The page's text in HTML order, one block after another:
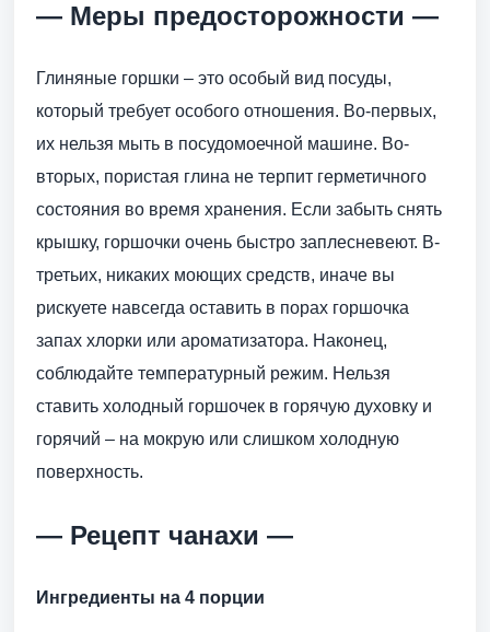
— Меры предосторожности —
Глиняные горшки – это особый вид посуды,
который требует особого отношения. Во-первых,
их нельзя мыть в посудомоечной машине. Во-
вторых, пористая глина не терпит герметичного
состояния во время хранения. Если забыть снять
крышку, горшочки очень быстро заплесневеют. В-
третьих, никаких моющих средств, иначе вы
рискуете навсегда оставить в порах горшочка
запах хлорки или ароматизатора. Наконец,
соблюдайте температурный режим. Нельзя
ставить холодный горшочек в горячую духовку и
горячий – на мокрую или слишком холодную
поверхность.
— Рецепт чанахи —
Ингредиенты на 4 порции